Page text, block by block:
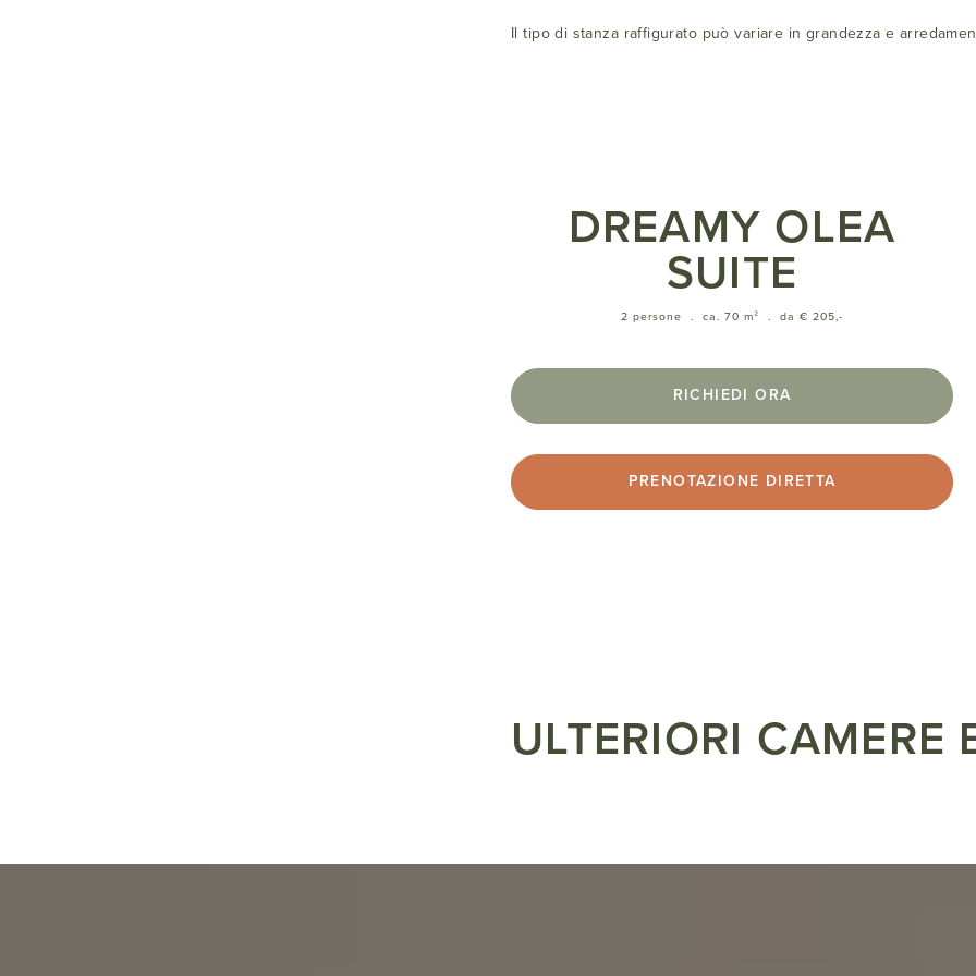
Il tipo di stanza raffigurato può variare in grandezza e
DREAMY OLEA
SUITE
2 persone .ca. 70 m² . da € 205,-
RICHIEDI ORA
PRENOTAZIONE DIRETTA
ULTERIORI CAMERE